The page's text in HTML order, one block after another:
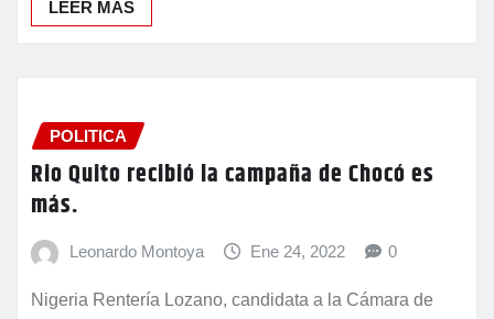
LEER MÁS
POLITICA
Rio Quito recibió la campaña de Chocó es
más.
Leonardo Montoya Ene 24, 2022 0
Nigeria Rentería Lozano, candidata a la Cámara de